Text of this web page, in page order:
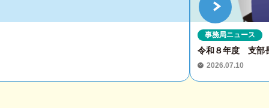
令和８年度 支部
2026.07.10
事務局ニュース